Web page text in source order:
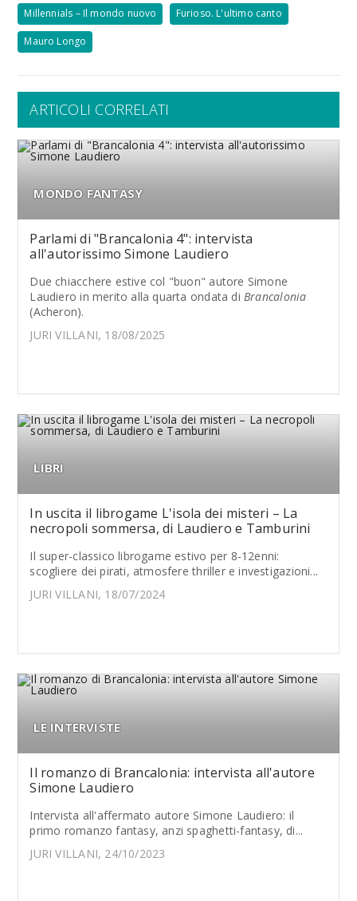
Millennials – Il mondo nuovo Furioso. L'ultimo canto
Mauro Longo
ARTICOLI CORRELATI
MONDO FANTASY
Parlami di "Brancalonia 4": intervista
all'autorissimo Simone Laudiero
Due chiacchere estive col "buon" autore Simone
Laudiero in merito alla quarta ondata di Brancalonia
(Acheron).
JURI VILLANI, 18/08/2025
LIBRI
In uscita il librogame L'isola dei misteri – La
necropoli sommersa, di Laudiero e Tamburini
Il super-classico librogame estivo per 8-12enni:
scogliere dei pirati, atmosfere thriller e investigazioni...
JURI VILLANI, 18/07/2024
LE INTERVISTE
Il romanzo di Brancalonia: intervista all'autore
Simone Laudiero
Intervista all'affermato autore Simone Laudiero: il
primo romanzo fantasy, anzi spaghetti-fantasy, di...
JURI VILLANI, 24/10/2023